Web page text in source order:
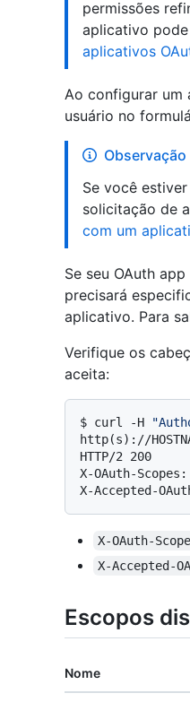
permissões
aplicativo
aplicativos
Ao configurar um
usuário no
Observação
Se você
solicitação de
com um
Se seu OAuth
precisará
aplicativo. Para
Verifique os
aceita:
$ curl -H
http(s)://
HTTP/2 200
X-OAuth-
X-OAuth-
X-Accepted-
Escopos
Nome